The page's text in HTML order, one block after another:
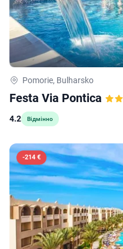
Pomorie, Bulharsko
Festa Via Pontica
4.2 Відмінно
-214 €